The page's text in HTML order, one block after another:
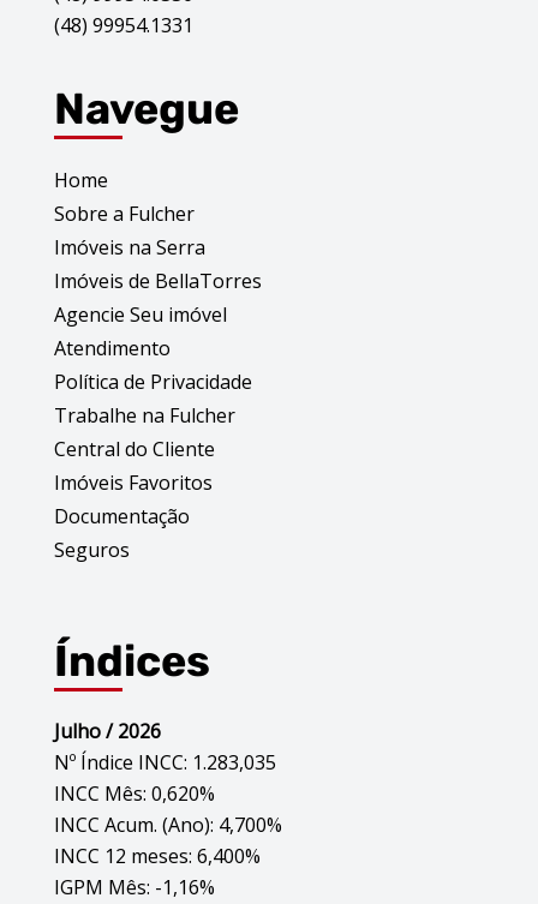
(48) 99954.1331
Navegue
Home
Sobre a Fulcher
Imóveis na Serra
Imóveis de BellaTorres
Agencie Seu imóvel
Atendimento
Política de Privacidade
Trabalhe na Fulcher
Central do Cliente
Imóveis Favoritos
Documentação
Seguros
Índices
Julho / 2026
Nº Índice INCC: 1.283,035
INCC Mês: 0,620%
INCC Acum. (Ano): 4,700%
INCC 12 meses: 6,400%
IGPM Mês: -1,16%